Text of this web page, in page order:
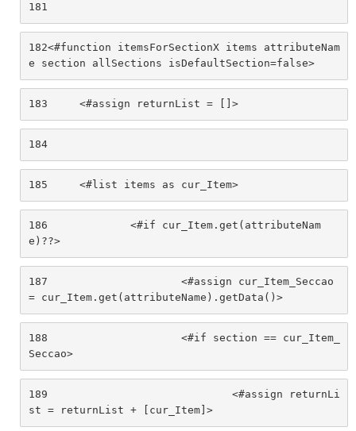
181
182<#function itemsForSectionX items attributeNam
e section allSections isDefaultSection=false>
183
	<#assign returnList = []>
184
185
	<#list items as cur_Item>
186
e)??>
187
= cur_Item.get(attributeName).getData()>
188
Seccao>
189
st = returnList + [cur_Item]>